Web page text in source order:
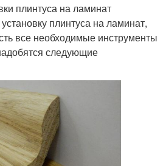
плинтуса на ламинат
плинтуса на ламинат,
все необходимые инструменты
следующие